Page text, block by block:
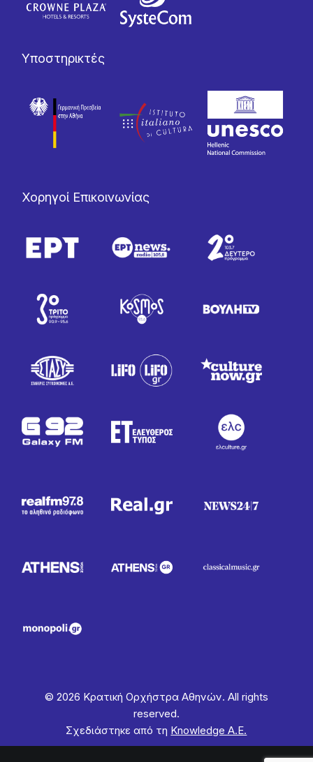
Υποστηρικτές
Χορηγοί Επικοινωνίας
© 2026 Κρατική Ορχήστρα Αθηνών. All rights
reserved.
Σχεδιάστηκε από τη Knowledge Α.Ε.